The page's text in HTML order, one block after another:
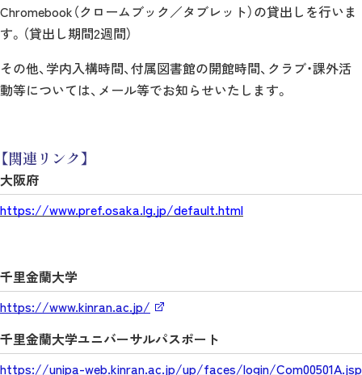
Chromebook（クロームブック／タブレット）の貸出しを行いま
す。（貸出し期間2週間）
その他、学内入構時間、付属図書館の開館時間、クラブ・課外活
動等については、メール等でお知らせいたします。
【関連リンク】
大阪府
https://www.pref.osaka.lg.jp/default.html
千里金蘭大学
https://www.kinran.ac.jp/
千里金蘭大学ユニバーサルパスポート
https://unipa-web.kinran.ac.jp/up/faces/login/Com00501A.jsp